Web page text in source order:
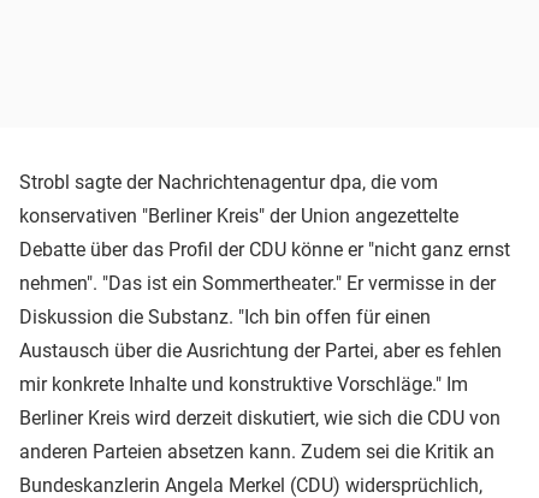
Strobl sagte der Nachrichtenagentur dpa, die vom
konservativen "Berliner Kreis" der Union angezettelte
Debatte über das Profil der CDU könne er "nicht ganz ernst
nehmen". "Das ist ein Sommertheater." Er vermisse in der
Diskussion die Substanz. "Ich bin offen für einen
Austausch über die Ausrichtung der Partei, aber es fehlen
mir konkrete Inhalte und konstruktive Vorschläge." Im
Berliner Kreis wird derzeit diskutiert, wie sich die CDU von
anderen Parteien absetzen kann. Zudem sei die Kritik an
Bundeskanzlerin Angela Merkel (CDU) widersprüchlich,